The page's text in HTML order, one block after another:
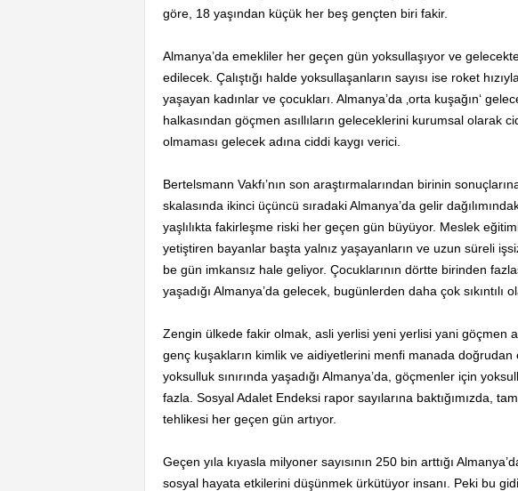
göre, 18 yaşından küçük her beş gençten biri fakir.
Almanya’da emekliler her geçen gün yoksullaşıyor ve
edilecek. Çalıştığı halde yoksullaşanların sayısı ise roket
yaşayan kadınlar ve çocukları. Almanya’da ‚orta kuşağın‘
halkasından göçmen asıllıların geleceklerini kurumsal olarak
olmaması gelecek adına ciddi kaygı verici.
Bertelsmann Vakfı’nın son araştırmalarından birinin
skalasında ikinci üçüncü sıradaki Almanya’da gelir
yaşlılıkta fakirleşme riski her geçen gün büyüyor. Meslek
yetiştiren bayanlar başta yalnız yaşayanların ve uzun süreli
be gün imkansız hale geliyor. Çocuklarının dörtte birinden
yaşadığı Almanya’da gelecek, bugünlerden daha çok sıkıntılı
Zengin ülkede fakir olmak, asli yerlisi yeni yerlisi yani göçmen
genç kuşakların kimlik ve aidiyetlerini menfi manada
yoksulluk sınırında yaşadığı Almanya’da, göçmenler için
fazla. Sosyal Adalet Endeksi rapor sayılarına baktığımızda,
tehlikesi her geçen gün artıyor.
Geçen yıla kıyasla milyoner sayısının 250 bin arttığı
sosyal hayata etkilerini düşünmek ürkütüyor insanı. Peki bu